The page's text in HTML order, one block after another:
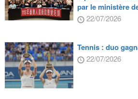
par le ministère
22/07/2026
Tennis : duo
22/07/2026